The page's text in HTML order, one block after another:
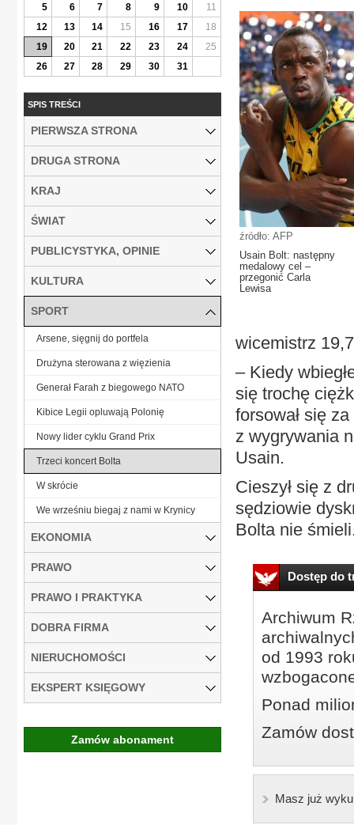
źródło: AFP
Usain Bolt: następny
medalowy cel –
przegonić Carla
Lewisa
wicemistrz
– Kiedy
się trochę
forsował się
z wygrywania
Usain.
Cieszył się z
sędziowie
Bolta nie
Dostęp do
Archiwum
od 1993
Ponad
Zamów
Masz już
5
6 7 8 9 10
11
12
13 14 15 16 17
18
19
20 21 22 23 24
25
26
27 28 29 30 31
SPIS TREŚCI
PIERWSZA STRONA
DRUGA STRONA
KRAJ
ŚWIAT
PUBLICYSTYKA, OPINIE
KULTURA
SPORT
Arsene, sięgnij do portfela
Drużyna sterowana z więzienia
Generał Farah z biegowego NATO
Kibice Legii opluwają Polonię
Nowy lider cyklu Grand Prix
Trzeci koncert Bolta
W skrócie
We wrześniu biegaj z nami w Krynicy
EKONOMIA
PRAWO
PRAWO I PRAKTYKA
DOBRA FIRMA
NIERUCHOMOŚCI
EKSPERT KSIĘGOWY
Zamów abonament